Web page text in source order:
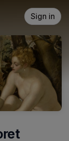
Sign in